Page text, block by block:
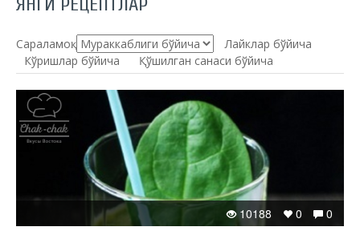
ЯНГИ РЕЦЕПТЛАР
Сараламоқ:
Лайклар бўйича
Кўришлар бўйича
Қўшилган санаси бўйича
0
0
10188